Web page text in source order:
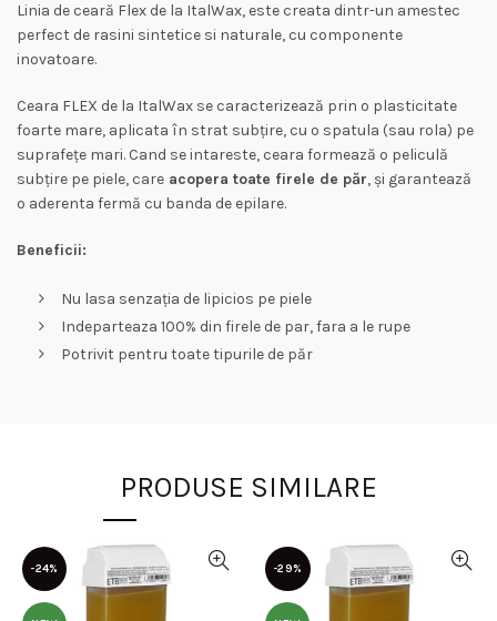
Linia de ceară Flex de la ItalWax, este creata dintr-un amestec
perfect de rasini sintetice si naturale, cu componente
inovatoare.
Ceara FLEX de la ItalWax se caracterizează prin o plasticitate
foarte mare, aplicata în strat subțire, cu o spatula (sau rola) pe
suprafețe mari. Cand se intareste, ceara formează o peliculă
subțire pe piele, care acopera toate firele de păr, și garantează
o aderenta fermă cu banda de epilare.
Beneficii:
Nu lasa senzația de lipicios pe piele
Indeparteaza 100% din firele de par, fara a le rupe
Potrivit pentru toate tipurile de păr
PRODUSE SIMILARE
-24% -29%